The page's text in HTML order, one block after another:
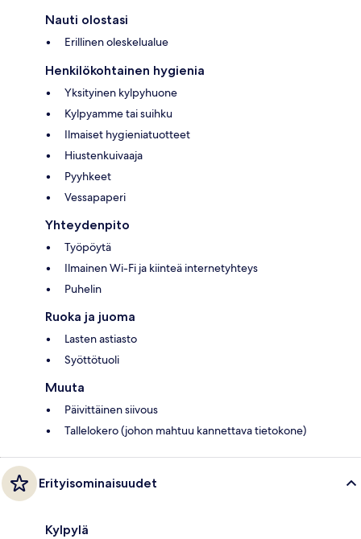
Nauti olostasi
Erillinen oleskelualue
Henkilökohtainen hygienia
Yksityinen kylpyhuone
Kylpyamme tai suihku
Ilmaiset hygieniatuotteet
Hiustenkuivaaja
Pyyhkeet
Vessapaperi
Yhteydenpito
Työpöytä
Ilmainen Wi-Fi ja kiinteä internetyhteys
Puhelin
Ruoka ja juoma
Lasten astiasto
Syöttötuoli
Muuta
Päivittäinen siivous
Tallelokero (johon mahtuu kannettava tietokone)
Erityisominaisuudet
Kylpylä